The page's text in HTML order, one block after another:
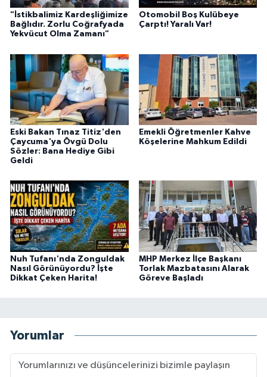
"İstikbalimiz Kardeşliğimize
Bağlıdır. Zorlu Coğrafyada
Yekvücut Olma Zamanı"
Otomobil Boş Kulübeye
Çarptı! Yaralı Var!
Eski Bakan Tınaz Titiz'den
Çaycuma'ya Övgü Dolu
Sözler: Bana Hediye Gibi
Geldi
Emekli Öğretmenler Kahve
Köşelerine Mahkum Edildi
Nuh Tufanı'nda Zonguldak
Nasıl Görünüyordu? İşte
Dikkat Çeken Harita!
MHP Merkez İlçe Başkanı
Torlak Mazbatasını Alarak
Göreve Başladı
Yorumlar